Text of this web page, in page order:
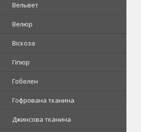
Вельвет
Велюр
Віскоза
Гіпюр
Гобелен
Гофрована тканина
Джинсова тканина